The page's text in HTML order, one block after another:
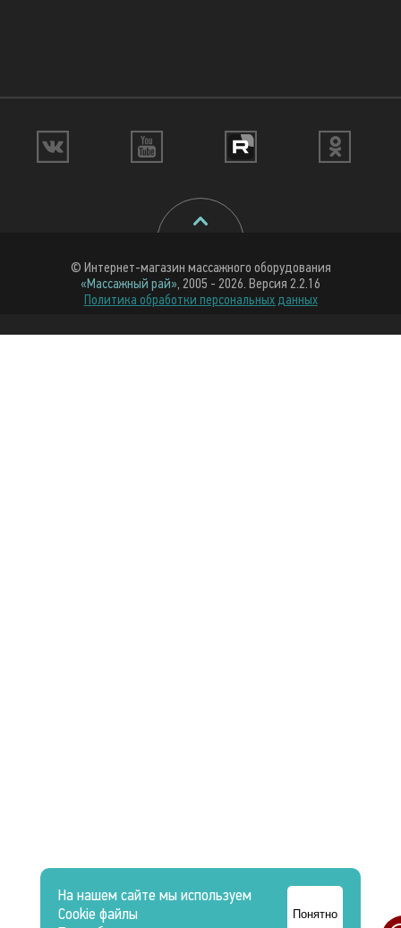
© Интернет-магазин массажного оборудования
«Массажный рай», 2005 - 2026. Версия 2.2.16
Политика обработки персональных данных
На нашем сайте мы используем
Cookie файлы
Понятно